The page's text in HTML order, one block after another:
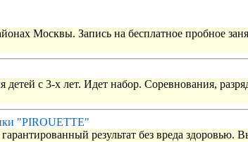
Москвы. Запись на бесплатное пробное
детей с 3-х лет. Идет набор. Соревнования,
"PIROUETTE"
результат без вреда